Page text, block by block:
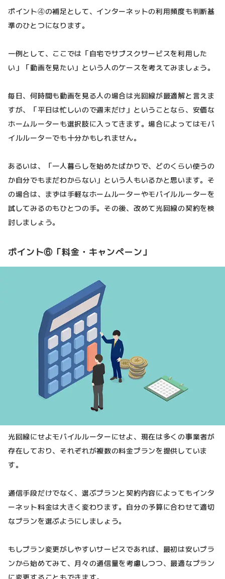
ポイント④の補足として、インターネットの利用頻度も判断基
準のひとつになります。
一例として、ここでは「自宅でサブスクサービスを利用した
い」「動画を見たい」という人のケースを考えてみましょう。
毎日、何時間も動画を見る人の場合は光回線が最適解と言えま
すが、「平日は忙しいので週末だけ」ということなら、安価な
ホームルーターも選択肢に入ってきます。場合によってはモバ
イルルーターでも十分かもしれません。
あるいは、「一人暮らしを始めたばかりで、どのくらい使うの
か自分でもまだわからない」という人もいるかと思います。そ
の場合は、まずは手軽なホームルーターやモバイルルーターを
試してみるのもひとつの手。その後、改めて光回線の契約を検
討しましょう。
ポイント⑥「料金・キャンペーン」
光回線にせよモバイルルーターにせよ、現在は多くの事業者が
存在しており、それぞれが複数の料金プランを提供していま
す。
通信手段だけでなく、選ぶプランと契約内容によってもインタ
ーネット料金は大きく変わります。自分の予算に合わせて適切
なプランを選ぶようにしましょう。
もしプラン変更がしやすいサービスであれば、最初は安いプラ
ンから始めてみて、月々の通信量を考慮しつつ、最適なプラン